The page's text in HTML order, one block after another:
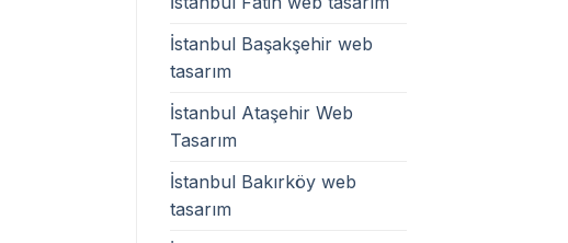
İstanbul Başakşehir web
tasarım
İstanbul Ataşehir Web
Tasarım
İstanbul Bakırköy web
tasarım